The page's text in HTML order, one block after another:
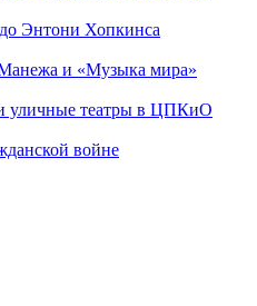
Энтони Хопкинса
и «Музыка мира»
уличные театры в ЦПКиО
войне